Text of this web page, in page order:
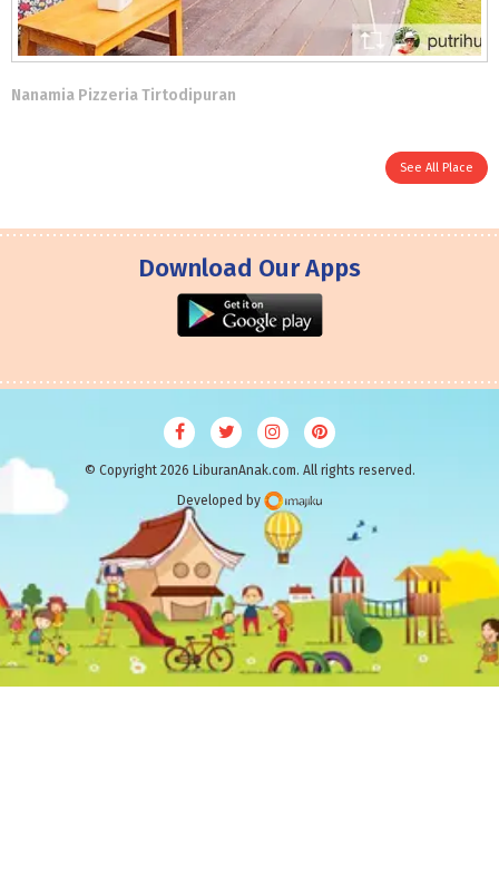
Nanamia Pizzeria Tirtodipuran
See All Place
Download Our Apps
© Copyright 2026 LiburanAnak.com. All rights reserved.
Developed by